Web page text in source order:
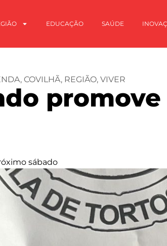
EDUCAÇÃO SAÚDE
, COVILHÃ, REGIÃO, VIVER
promove
sábado